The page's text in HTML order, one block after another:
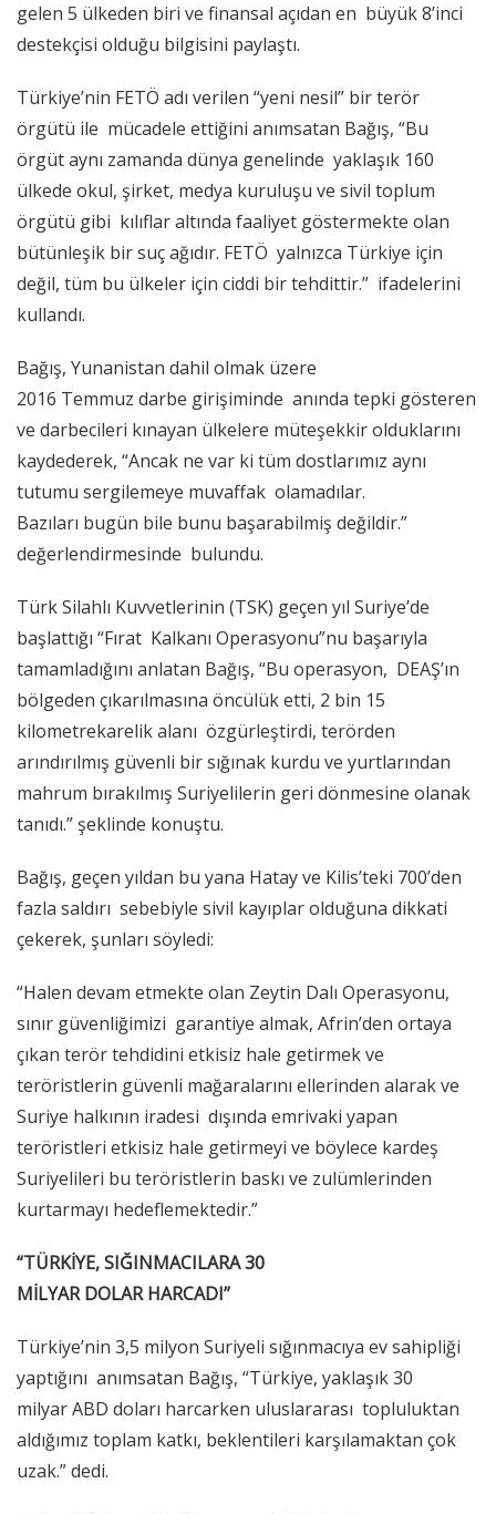
gelen 5 ülkeden biri ve finansal açıdan en büyük 8’inci
destekçisi olduğu bilgisini paylaştı.
Türkiye’nin FETÖ adı verilen “yeni nesil” bir terör
örgütü ile mücadele ettiğini anımsatan Bağış, “Bu
örgüt aynı zamanda dünya genelinde yaklaşık 160
ülkede okul, şirket, medya kuruluşu ve sivil toplum
örgütü gibi kılıflar altında faaliyet göstermekte olan
bütünleşik bir suç ağıdır. FETÖ yalnızca Türkiye için
değil, tüm bu ülkeler için ciddi bir tehdittir.” ifadelerini
kullandı.
Bağış, Yunanistan dahil olmak üzere
2016 Temmuz darbe girişiminde anında tepki gösteren
ve darbecileri kınayan ülkelere müteşekkir olduklarını
kaydederek, “Ancak ne var ki tüm dostlarımız aynı
tutumu sergilemeye muvaffak olamadılar.
Bazıları bugün bile bunu başarabilmiş değildir.”
değerlendirmesinde bulundu.
Türk Silahlı Kuvvetlerinin (TSK) geçen yıl Suriye’de
başlattığı “Fırat Kalkanı Operasyonu”nu başarıyla
tamamladığını anlatan Bağış, “Bu operasyon, DEAŞ’ın
bölgeden çıkarılmasına öncülük etti, 2 bin 15
kilometrekarelik alanı özgürleştirdi, terörden
arındırılmış güvenli bir sığınak kurdu ve yurtlarından
mahrum bırakılmış Suriyelilerin geri dönmesine olanak
tanıdı.” şeklinde konuştu.
Bağış, geçen yıldan bu yana Hatay ve Kilis’teki 700’den
fazla saldırı sebebiyle sivil kayıplar olduğuna dikkati
çekerek, şunları söyledi:
“Halen devam etmekte olan Zeytin Dalı Operasyonu,
sınır güvenliğimizi garantiye almak, Afrin’den ortaya
çıkan terör tehdidini etkisiz hale getirmek ve
teröristlerin güvenli mağaralarını ellerinden alarak ve
Suriye halkının iradesi dışında emrivaki yapan
teröristleri etkisiz hale getirmeyi ve böylece kardeş
Suriyelileri bu teröristlerin baskı ve zulümlerinden
kurtarmayı hedeflemektedir.”
“TÜRKİYE, SIĞINMACILARA 30
MİLYAR DOLAR HARCADI”
Türkiye’nin 3,5 milyon Suriyeli sığınmacıya ev sahipliği
yaptığını anımsatan Bağış, “Türkiye, yaklaşık 30
milyar ABD doları harcarken uluslararası topluluktan
aldığımız toplam katkı, beklentileri karşılamaktan çok
uzak.” dedi.